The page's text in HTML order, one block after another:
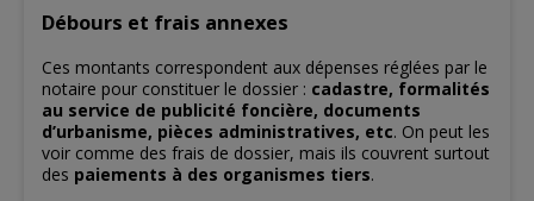
Débours et frais annexes
Ces montants correspondent aux dépenses réglées par le
notaire pour constituer le dossier : cadastre, formalités
au service de publicité foncière, documents
d’urbanisme, pièces administratives, etc. On peut les
voir comme des frais de dossier, mais ils couvrent surtout
des paiements à des organismes tiers.